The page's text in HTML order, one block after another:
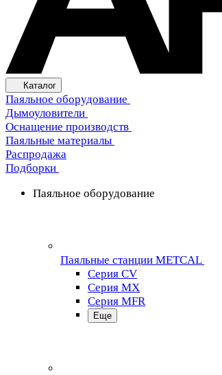
Каталог
Паяльное оборудование
Дымоуловители
Оснащение производств
Паяльные материалы
Распродажа
Подборки
Паяльное оборудование
Паяльные станции METCAL
Серия CV
Серия MX
Серия MFR
Еще